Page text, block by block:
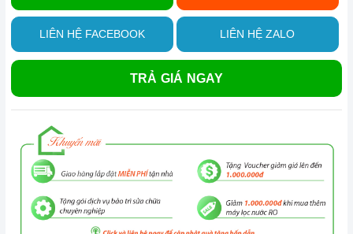
LIÊN HỆ FACEBOOK LIÊN HỆ ZALO
TRẢ GIÁ NGAY